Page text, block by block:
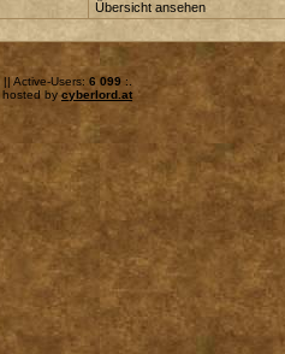
Übersicht ansehen
|| Active-Users: 6 099 :.
, hosted bycyberlord.at